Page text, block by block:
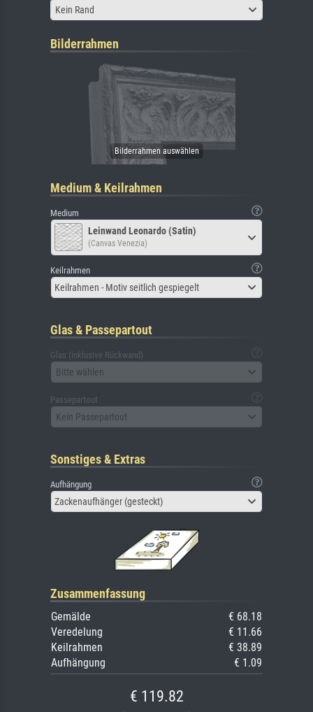
Kein Rand
Bilderrahmen
Medium & Keilrahmen
Medium
Leinwand Leonardo (Satin)
(Canvas Venezia)
Keilrahmen
Keilrahmen - Motiv seitlich gespiegelt
Glas & Passepartout
Glas (inklusive Rückwand)
Bitte wählen
Passepartout
Kein Passepartout
Sonstiges & Extras
Aufhängung
Zackenaufhänger (gesteckt)
Zusammenfassung
Gemälde
€ 68.18
Veredelung
€ 11.66
Keilrahmen
€ 38.89
Aufhängung
€ 1.09
€ 119.82